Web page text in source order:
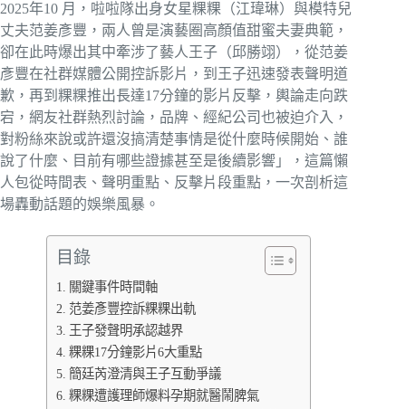
2025年10 月，啦啦隊出身女星粿粿（江瑋琳）與模特兒
丈夫范姜彥豐，兩人曾是演藝圈高顏值甜蜜夫妻典範，
卻在此時爆出其中牽涉了藝人王子（邱勝翊），從范姜
彥豐在社群媒體公開控訴影片，到王子迅速發表聲明道
歉，再到粿粿推出長達17分鐘的影片反擊，輿論走向跌
宕，網友社群熱烈討論，品牌、經紀公司也被迫介入，
對粉絲來說或許還沒搞清楚事情是從什麼時候開始、誰
說了什麼、目前有哪些證據甚至是後續影響」，這篇懶
人包從時間表、聲明重點、反擊片段重點，一次剖析這
場轟動話題的娛樂風暴。
目錄
關鍵事件時間軸
范姜彥豐控訴粿粿出軌
王子發聲明承認越界
粿粿17分鐘影片6大重點
簡廷芮澄清與王子互動爭議
粿粿遭護理師爆料孕期就醫鬧脾氣